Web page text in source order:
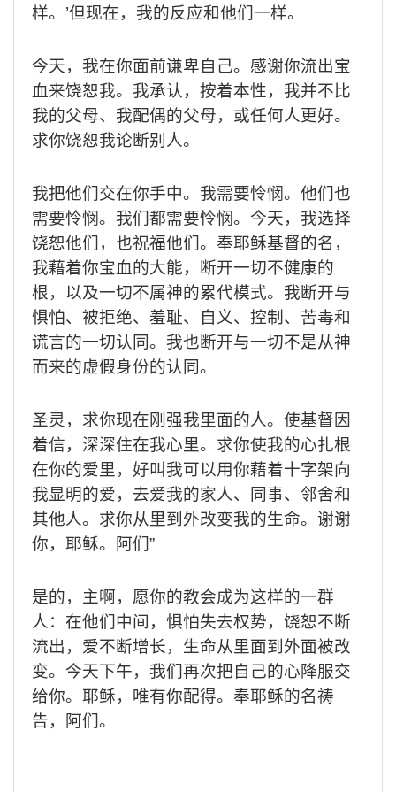
样。 ’但现在，我的反应和他们一样。
今天，我在你面前谦卑自己。感谢你流出宝
血来饶恕我。我承认，按着本性，我并不比
我的父母、我配偶的父母，或任何人更好。
求你饶恕我论断别人。
我把他们交在你手中。我需要怜悯。他们也
需要怜悯。我们都需要怜悯。今天，我选择
饶恕他们，也祝福他们。奉耶稣基督的名，
我藉着你宝血的大能，断开一切不健康的
根，以及一切不属神的累代模式。我断开与
惧怕、被拒绝、羞耻、自义、控制、苦毒和
谎言的一切认同。我也断开与一切不是从神
而来的虚假身份的认同。
圣灵，求你现在刚强我里面的人。使基督因
着信，深深住在我心里。求你使我的心扎根
在你的爱里，好叫我可以用你藉着十字架向
我显明的爱，去爱我的家人、同事、邻舍和
其他人。求你从里到外改变我的生命。谢谢
你，耶稣。阿们”
是的，主啊，愿你的教会成为这样的一群
人：在他们中间，惧怕失去权势，饶恕不断
流出，爱不断增长，生命从里面到外面被改
变。今天下午，我们再次把自己的心降服交
给你。耶稣，唯有你配得。奉耶稣的名祷
告，阿们。